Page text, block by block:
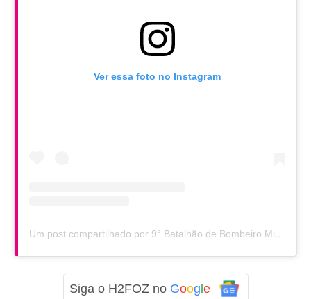
Ver essa foto no Instagram
Um post compartilhado por 9° Batalhão de Bombeiro Militar (@bombeirosfozdoiguacu)
Siga o H2FOZ no Google